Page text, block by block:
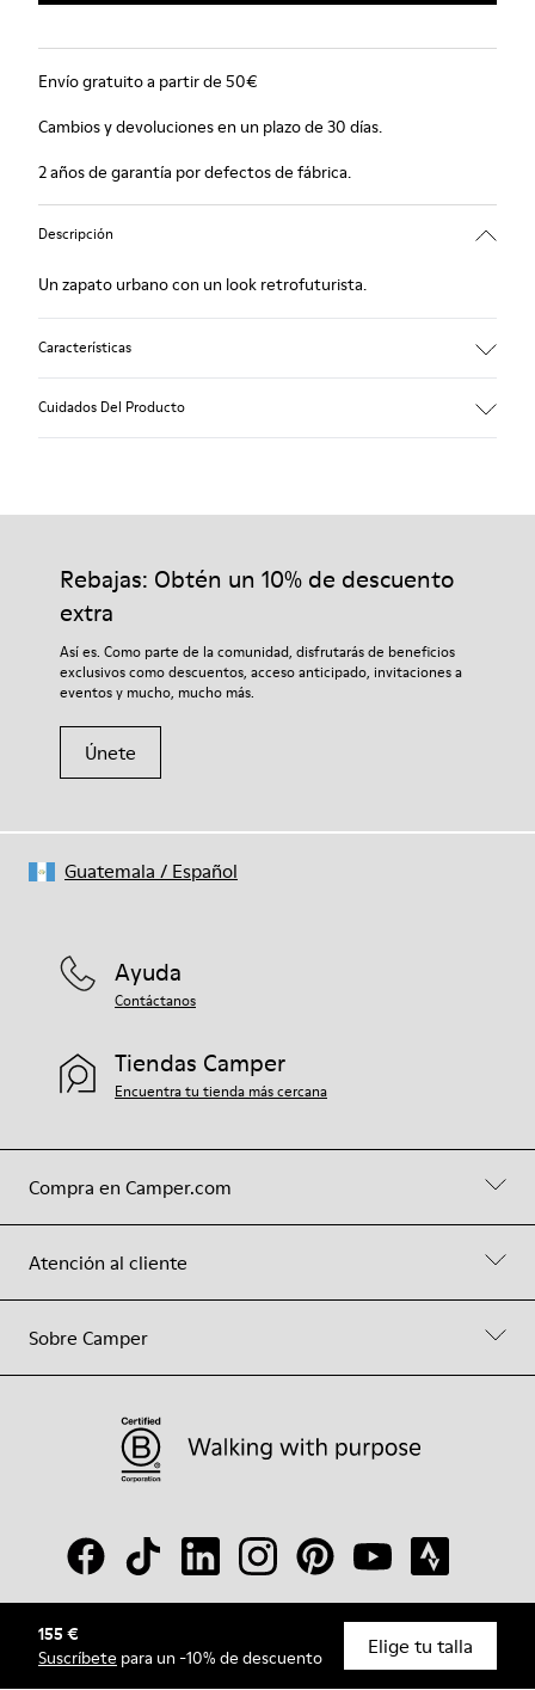
155 €
Suscríbete para un -10% de descuento Elige tu talla
Envío gratuito a partir de 50€
Cambios y devoluciones en un plazo de 30 días.
2 años de garantía por defectos de fábrica.
Descripción
Un zapato urbano con un look retrofuturista.
Características
Cuidados Del Producto
Nuestros zapatos se han fabricado con materiales de primera
garantizará que duren más tiempo.
Si deseas obtener información detallada sobre cómo cuidar de
tu par, visita nuestraGuía para el cuidado del calzado.
Rebajas: Obtén un 10% de descuento
extra
Así es. Como parte de la comunidad, disfrutarás de beneficios
exclusivos como descuentos, acceso anticipado, invitaciones a
eventos y mucho, mucho más.
Únete
Compra en Camper.com
Atención al cliente
Sobre Camper
Ayuda
Contáctanos
Tiendas Camper
Encuentra tu tienda más cercana
© Camper, 2026
Guatemala / Español